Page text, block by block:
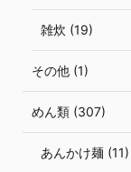
雑炊 (19)
その他 (1)
めん類 (307)
あんかけ麺 (11)